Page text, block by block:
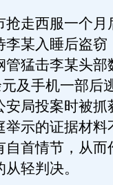
走西服一个月
某入睡后盗窃
猛击李某头部
及手机一部后
局投案时被抓
示的证据材料
自首情节，从而
轻判决。